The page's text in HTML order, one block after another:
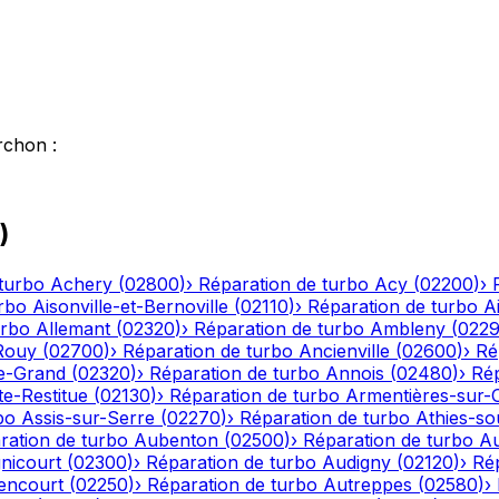
:
)
Achery (02800)› Réparation de turbo Acy (02200)›
Aisonville-et-Bernoville (02110)› Réparation de turbo
Allemant (02320)› Réparation de turbo Ambleny (
(02700)› Réparation de turbo Ancienville (02600)›
Grand (02320)› Réparation de turbo Annois (02480)›
Restitue (02130)› Réparation de turbo Armentières-sur-
Assis-sur-Serre (02270)› Réparation de turbo Athies-
de turbo Aubenton (02500)› Réparation de turbo
(02300)› Réparation de turbo Audigny (02120)›
(02250)› Réparation de turbo Autreppes (02580)›